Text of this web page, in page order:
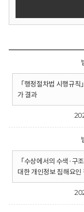
「행정절차법 시행규
가 결과
「수상에서의 수색·구
대한 개인정보 침해요인